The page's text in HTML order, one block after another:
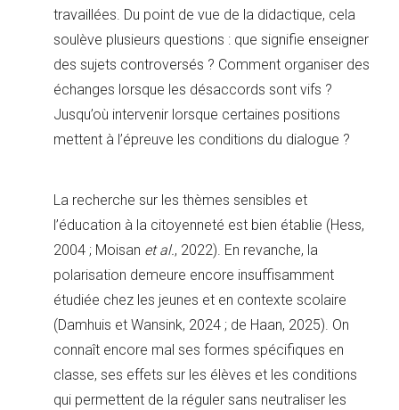
travaillées. Du point de vue de la didactique, cela
soulève plusieurs questions : que signifie enseigner
des sujets controversés ? Comment organiser des
échanges lorsque les désaccords sont vifs ?
Jusqu’où intervenir lorsque certaines positions
mettent à l’épreuve les conditions du dialogue ?
La recherche sur les thèmes sensibles et
l’éducation à la citoyenneté est bien établie (Hess,
2004 ; Moisan et al., 2022). En revanche, la
polarisation demeure encore insuffisamment
étudiée chez les jeunes et en contexte scolaire
(Damhuis et Wansink, 2024 ; de Haan, 2025). On
connaît encore mal ses formes spécifiques en
classe, ses effets sur les élèves et les conditions
qui permettent de la réguler sans neutraliser les